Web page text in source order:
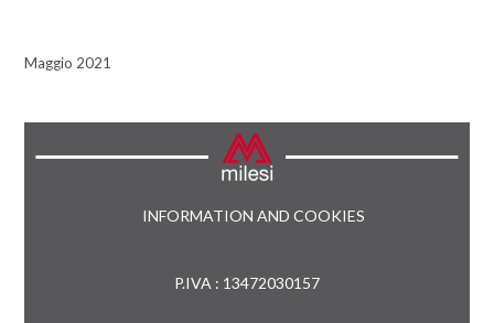
Maggio 2021
INFORMATION AND COOKIES
P.IVA : 13472030157